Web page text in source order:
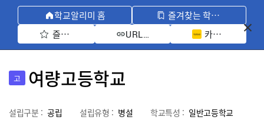
학교알리미 홈
즐겨찾는 학교 모아보기
즐겨찾기 선택
URL 복사 카카오톡 공유
고 여량고등학교
설립구분 : 공립 설립유형 : 병설 학교특성 : 일반고등학교